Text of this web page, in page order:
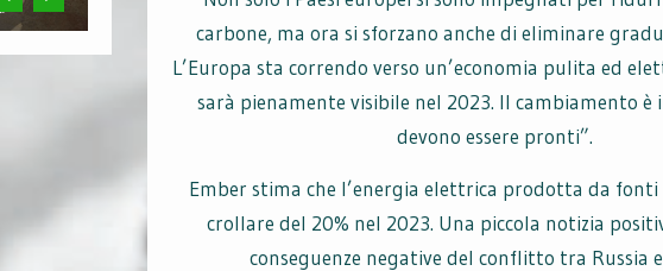
carbone, ma ora si sforzano anche di eliminare
L’Europa sta correndo verso un’economia pulita ed
sarà pienamente visibile nel 2023. Il cambiamento
devono essere pronti”.
Ember stima che l’energia elettrica prodotta da fonti
crollare del 20% nel 2023. Una piccola notizia
conseguenze negative del conflitto tra Russia